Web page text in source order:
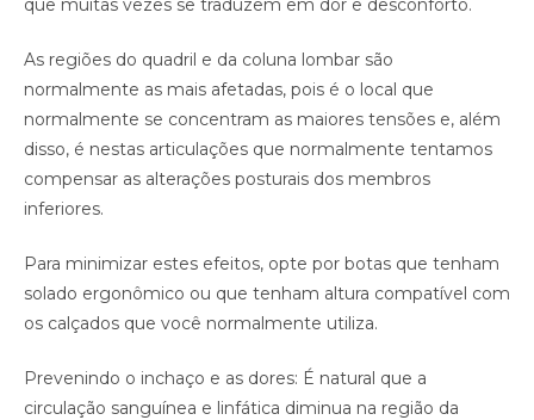
que muitas vezes se traduzem em dor e desconforto.
As regiões do quadril e da coluna lombar são
normalmente as mais afetadas, pois é o local que
normalmente se concentram as maiores tensões e, além
disso, é nestas articulações que normalmente tentamos
compensar as alterações posturais dos membros
inferiores.
Para minimizar estes efeitos, opte por botas que tenham
solado ergonômico ou que tenham altura compatível com
os calçados que você normalmente utiliza.
Prevenindo o inchaço e as dores: É natural que a
circulação sanguínea e linfática diminua na região da